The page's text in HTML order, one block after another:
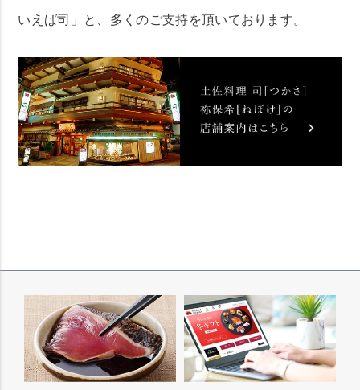
いえば司」と、多くのご支持を頂いております。